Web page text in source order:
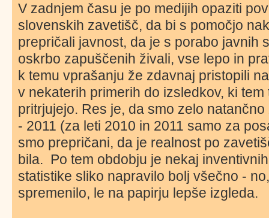
V zadnjem času je po medijih opaziti
slovenskih zavetišč, da bi s pomočjo
prepričali javnost, da je s porabo javnih
oskrbo zapuščenih živali, vse lepo in
k temu vprašanju že zdavnaj pristopili
v nekaterih primerih do izsledkov, ki
pritrjujejo. Res je, da smo zelo
- 2011 (za leti 2010 in 2011 samo za
smo prepričani, da je realnost po
bila. Po tem obdobju je nekaj
statistike sliko napravilo bolj všečno -
spremenilo, le na papirju lepše izgleda.